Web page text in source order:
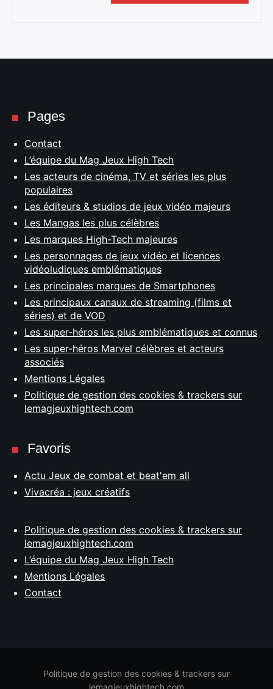
Pages
Contact
L’équipe du Mag Jeux High Tech
Les acteurs de cinéma, TV et séries les plus
populaires
Les éditeurs & studios de jeux vidéo majeurs
Les Mangas les plus célèbres
Les marques High-Tech majeures
Les personnages de jeux vidéo et licences
vidéoludiques emblématiques
Les principales marques de Smartphones
Les principaux canaux de streaming (films et
séries) et de VOD
Les super-héros les plus emblématiques et connus
Les super-héros Marvel célèbres et acteurs
associés
Mentions Légales
Politique de gestion des cookies & trackers sur
lemagjeuxhightech.com
Favoris
Actu Jeux de combat et beat'em all
Vivacréa : jeux créatifs
Politique de gestion des cookies & trackers sur
lemagjeuxhightech.com
L’équipe du Mag Jeux High Tech
Mentions Légales
Contact
Politique de gestion des cookies & trackers sur
lemagjeuxhightech.com